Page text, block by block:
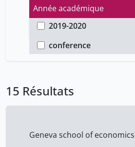
Année académique
2019-2020
2014-2015
Type de document
conference
15 Résultats
Geneva school of